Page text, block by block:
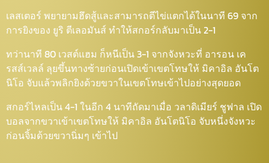
เลสเตอร์ พยายามฮึดสู้และสามารถตีไข่แตกได้ในนาที 69 จาก
การยิงของ ยูริ ตีเลอมันส์ ทำให้สกอร์กลับมาเป็น 2-1
ทว่านาที 80 เวสต์แฮม ก็หนีเป็น 3-1 จากจังหวะที่ อารอน เค
รสส์เวลล์ ลุยขึ้นทางซ้ายก่อนเปิดเข้าเขตโทษให้ มิคาอิล อันโต
นิโอ จับแล้วพลิกยิงด้วยขวาในเขตโทษเข้าไปอย่างสุดยอด
สกอร์ไหลเป็น 4-1 ในอีก 4 นาทีถัดมาเมื่อ วลาดิเมียร์ ชูฟาล เปิด
บอลจากขวาเข้าเขตโทษให้ มิคาอิล อันโตนิโอ จับหนึ่งจังหวะ
ก่อนจิ้มด้วยขวานิ่มๆ เข้าไป